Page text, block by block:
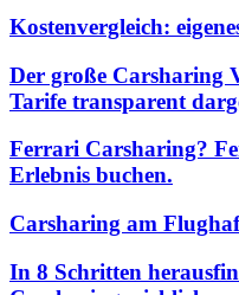
Kostenvergleich:
Der große Carsharing
Tarife transparent
Ferrari Carsharing?
Erlebnis buchen.
Carsharing am
In 8 Schritten